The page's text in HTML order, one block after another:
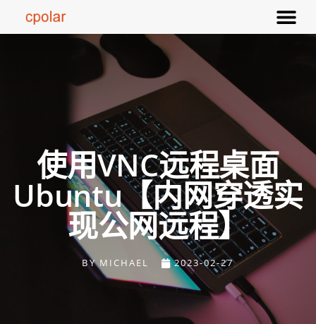
使用VNC远程桌面
Ubuntu【内网穿透实
现公网远程】
BYMICHAEL 2023-02-27